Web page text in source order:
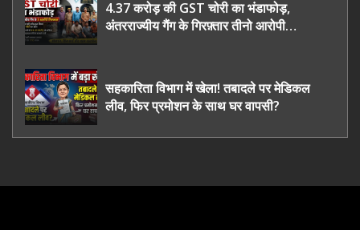
4.37 करोड़ की GST चोरी का भंडाफोड़,
अंतरराज्यीय गैंग के गिरफ़्तार तीनो आरोपी
सहकारिता विभाग में खेला! तबादले पर मेडिकल
लीव, फिर प्रमोशन के साथ घर वापसी?